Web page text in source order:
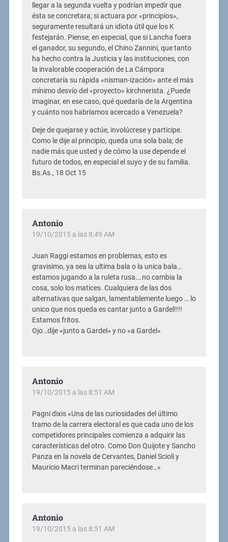
llegar a la segunda vuelta y podrían impedir que
ésta se concretara; si actuara por «principios»,
seguramente resultará un idiota útil que los K
festejarán. Piense, en especial, que si Lancha fuera
el ganador, su segundo, el Chino Zannini, que tanto
ha hecho contra la Justicia y las instituciones, con
la invalorable cooperación de La Cámpora
concretaría su rápida «nisman-ización» ante el más
mínimo desvío del «proyecto» kirchnerista. ¿Puede
imaginar, en ese caso, qué quedaría de la Argentina
y cuánto nos habríamos acercado a Venezuela?
Deje de quejarse y actúe, involúcrese y participe.
Como le dije al principio, queda una sola bala; de
nadie más que usted y de cómo la use depende el
futuro de todos, en especial el suyo y de su familia.
Bs.As., 18 Oct 15
Antonio
19/10/2015 a las 8:49 AM
Juan Raggi estamos en problemas, esto es
gravisimo, ya sea la ultima bala o la unica bala…
estamos jugando a la ruleta rusa….no cambia la
cosa, solo los matices. Cualquiera de las dos
alternativas que salgan, lamentablemente luego … lo
unico que nos queda es cantar junto a Gardel!!!!
Estamos fritos.
Ojo…dije «junto a Gardel» y no «a Gardel»
Antonio
19/10/2015 a las 8:51 AM
Pagni dixis «Una de las curiosidades del último
tramo de la carrera electoral es que cada uno de los
competidores principales comienza a adquirir las
características del otro. Como Don Quijote y Sancho
Panza en la novela de Cervantes, Daniel Scioli y
Mauricio Macri terminan pareciéndose…»
Antonio
19/10/2015 a las 8:51 AM